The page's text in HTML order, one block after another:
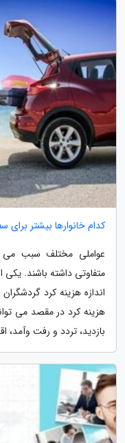
کدام خانوارها بیشتر برای
عواملی مختلف سبب می
متفاوتی داشته باشند. یکی
اندازه هزینه کرد
هزینه کرد در مقصد می
بازدید، تردد و رفت وآمد،